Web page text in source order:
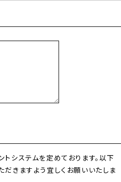
システムを定めております。以下
きますよう宜しくお願いいたしま